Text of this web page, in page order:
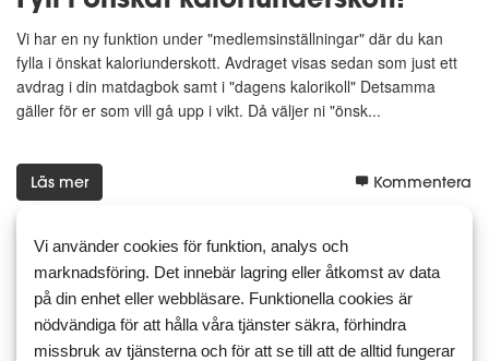
Vi har en ny funktion under "medlemsinställningar" där du kan
fylla i önskat kaloriunderskott. Avdraget visas sedan som just ett
avdrag i din matdagbok samt i "dagens kalorikoll" Detsamma
gäller för er som vill gå upp i vikt. Då väljer ni "önsk...
Läs mer Kommentera
15 december 2010 22:53 7
Lyckad lansering!
Vi använder cookies för funktion, analys och
marknadsföring. Det innebär lagring eller åtkomst av data
på din enhet eller webbläsare. Funktionella cookies är
nödvändiga för att hålla våra tjänster säkra, förhindra
missbruk av tjänsterna och för att se till att de alltid fungerar